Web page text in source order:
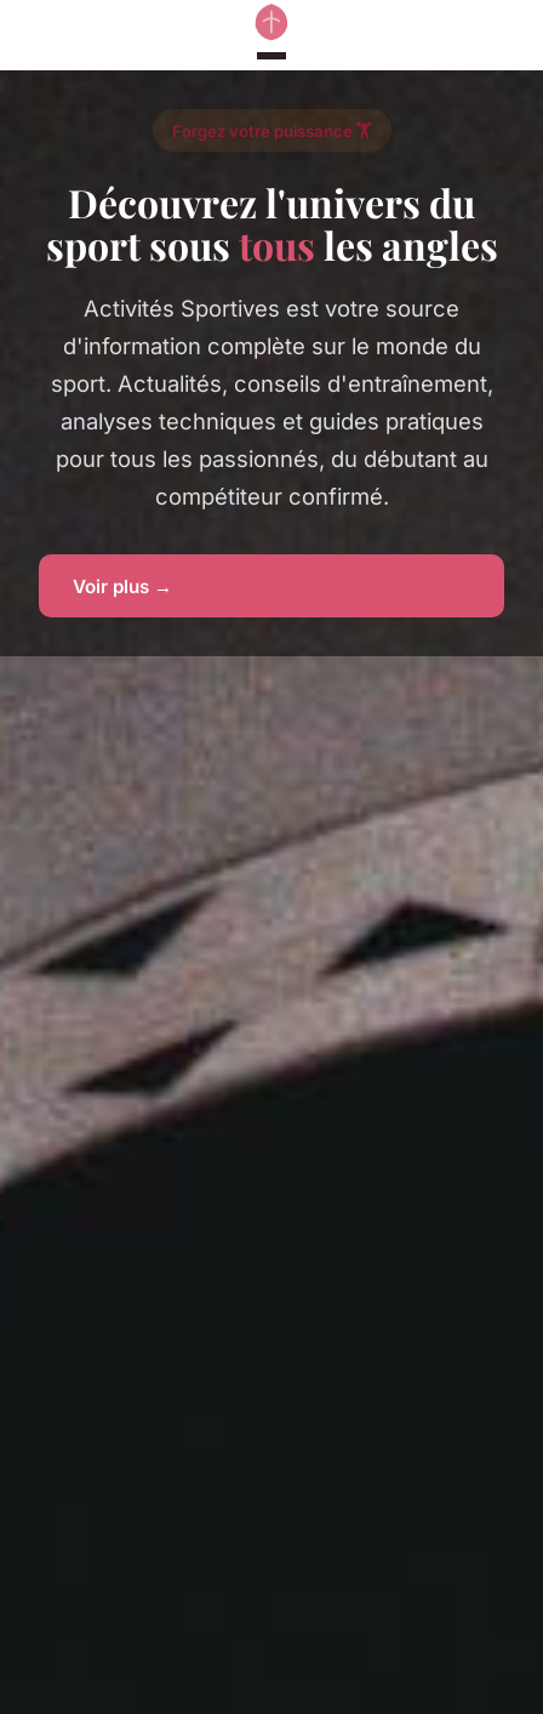
Forgez votre puissance 🏋️
Découvrez l'univers du
sport soustousles angles
Activités Sportives est votre source
d'information complète sur le monde du
sport. Actualités, conseils d'entraînement,
analyses techniques et guides pratiques
pour tous les passionnés, du débutant au
compétiteur confirmé.
Voir plus →